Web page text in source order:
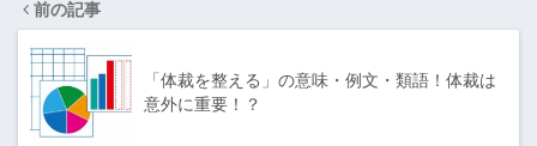
前の記事
「体裁を整える」の意味・例文・類語！体裁は
意外に重要！？